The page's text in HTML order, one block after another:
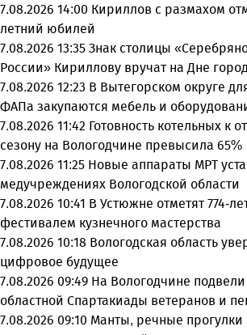
7.08.2026 14:00 Кириллов с размахом
летний юбилей
7.08.2026 13:35 Знак столицы
России» Кириллову вручат на Дне
7.08.2026 12:23 В Вытегорском округе
ФАПа закупаются мебель и
7.08.2026 11:42 Готовность котельных к
сезону на Вологодчине превысила 65%
7.08.2026 11:25 Новые аппараты МРТ
медучреждениях Вологодской области
7.08.2026 10:41 В Устюжне отметят 774-
фестивалем кузнечного мастерства
7.08.2026 10:18 Вологодская область
цифровое будущее
7.08.2026 09:49 На Вологодчине подвели
областной Спартакиады ветеранов и
7.08.2026 09:10 Манты, речные прогулки